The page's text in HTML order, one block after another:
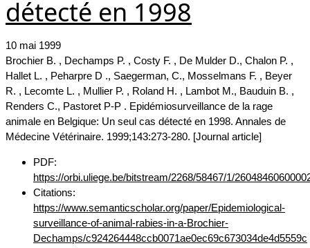
détecté en 1998
10 mai 1999
Brochier B. , Dechamps P. , Costy F. , De Mulder D., Chalon P. ,
Hallet L. , Peharpre D ., Saegerman, C., Mosselmans F. , Beyer
R. , Lecomte L. , Mullier P. , Roland H. , Lambot M., Bauduin B. ,
Renders C., Pastoret P-P . Epidémiosurveillance de la rage
animale en Belgique: Un seul cas détecté en 1998. Annales de
Médecine Vétérinaire. 1999;143:273-280. [Journal article]
PDF:
https://orbi.uliege.be/bitstream/2268/58467/1/
Citations:
https://www.semanticscholar.org/paper/Epidemiological-
surveillance-of-animal-rabies-in-a-Brochier-
Dechamps/c924264448ccb0071ae0ec69c673034de4d5559c